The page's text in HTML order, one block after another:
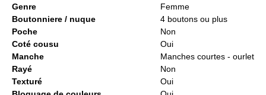
Genre
Femme
Boutonniere / nuque
4 boutons ou plus
Poche
Non
Coté cousu
Oui
Manche
Manches courtes - ourlet
Rayé
Non
Texturé
Oui